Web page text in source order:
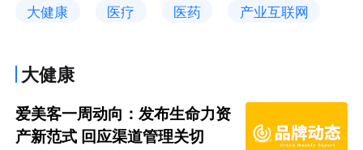
大健康 医疗 医药 产业互联网
大健康
爱美客一周动向：发布生命力资
产新范式 回应渠道管理关切